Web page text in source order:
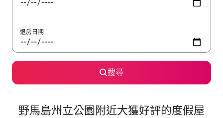
退房日期
搜尋
野馬島州立公園附近大獲好評的度假屋